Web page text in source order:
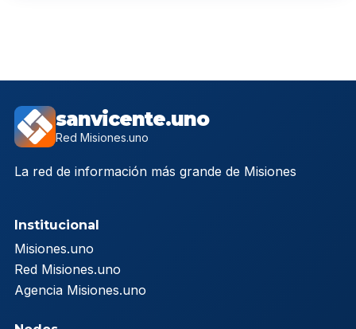
sanvicente.uno
Red Misiones.uno
La red de información más grande de Misiones
Institucional
Misiones.uno
Red Misiones.uno
Agencia Misiones.uno